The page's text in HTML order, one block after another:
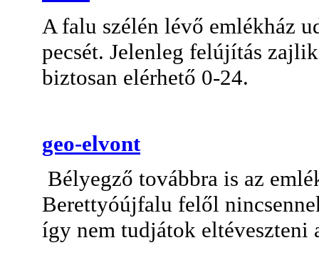
A falu szélén lévő emlékház
pecsét. Jelenleg felújítás
biztosan elérhető 0-24.
geo-elvont
Bélyegző továbbra is az
Berettyóújfalu felől
így nem tudjátok eltéveszteni